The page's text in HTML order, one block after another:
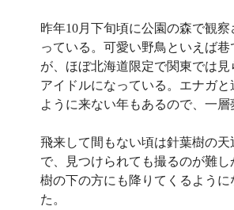
昨年10月下旬頃に公園の森で観
っている。可愛い野鳥といえば
が、ほぼ北海道限定で関東では
アイドルになっている。エナガ
ように来ない年もあるので、一層
飛来して間もない頃は針葉樹の
で、見つけられても撮るのが難
樹の下の方にも降りてくるよう
た。